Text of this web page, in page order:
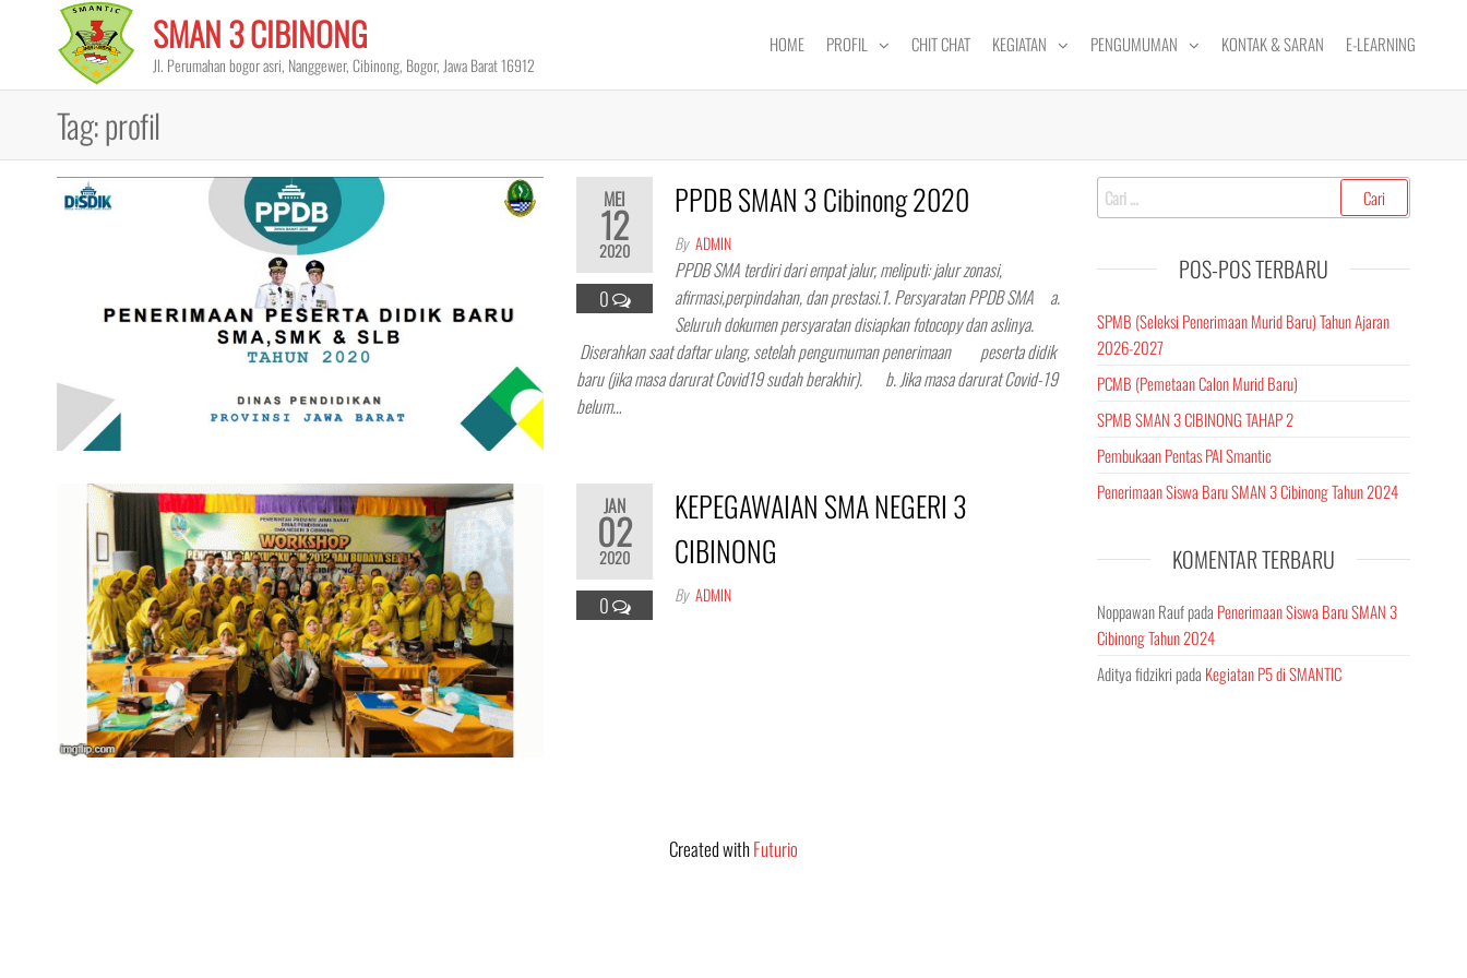
SMAN 3 CIBINONG
Jl. Perumahan bogor asri, Nanggewer, Cibinong, Bogor, Jawa Barat 16912
HOME PROFIL CHIT CHAT KEGIATAN PENGUMUMAN KONTAK & SARAN E-LEARNING
Tag:profil
MEI
12
2020
0
PPDB SMAN 3 Cibinong 2020
By ADMIN
PPDB SMA terdiri dari empat jalur, meliputi: jalur zonasi,
afirmasi,perpindahan, dan prestasi.1. Persyaratan PPDB SMA a.
Seluruh dokumen persyaratan disiapkan fotocopy dan aslinya.
Diserahkan saat daftar ulang, setelah pengumuman penerimaan peserta didik
baru (jika masa darurat Covid19 sudah berakhir). b. Jika masa darurat Covid-19
belum…
JAN
02
2020
0
KEPEGAWAIAN SMA NEGERI 3
CIBINONG
By ADMIN
Cari
untuk:
POS-POS TERBARU
SPMB (Seleksi Penerimaan Murid Baru) Tahun Ajaran
2026-2027
PCMB (Pemetaan Calon Murid Baru)
SPMB SMAN 3 CIBINONG TAHAP 2
Pembukaan Pentas PAI Smantic
Penerimaan Siswa Baru SMAN 3 Cibinong Tahun 2024
KOMENTAR TERBARU
Noppawan Raufpada Penerimaan Siswa Baru SMAN 3
Cibinong Tahun 2024
Aditya fidzikripada Kegiatan P5 di SMANTIC
Created withFuturio